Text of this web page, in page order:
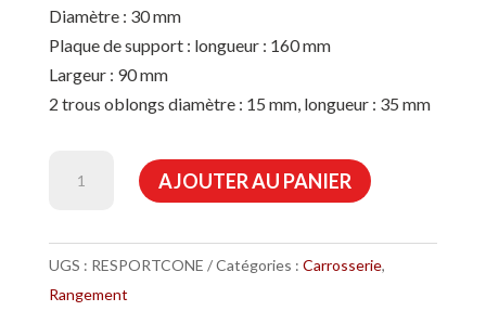
Diamètre : 30 mm
Plaque de support : longueur : 160 mm
Largeur : 90 mm
2 trous oblongs diamètre : 15 mm, longueur : 35 mm
AJOUTER AU PANIER
UGS : RESPORTCONE Catégories : Carrosserie,
Rangement